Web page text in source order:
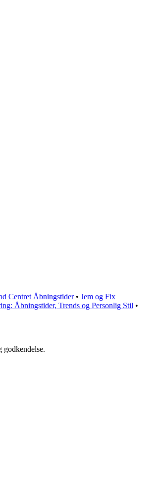
Centret Åbningstider• Jem og Fix
Åbningstider, Trends og Personlig Stil •
godkendelse.